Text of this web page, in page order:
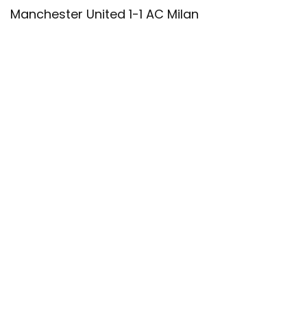
Manchester United 1-1 AC Milan